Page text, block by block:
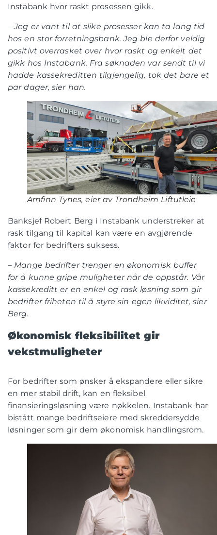
Instabank hvor raskt prosessen gikk.
– Jeg er vant til at slike prosesser kan ta lang tid
hos en stor forretningsbank. Jeg ble derfor veldig
positivt overrasket over hvor raskt og enkelt det
gikk hos Instabank. Fra søknaden var sendt til vi
hadde kassekreditten tilgjengelig, tok det bare et
par dager, sier han.
Arnfinn Tynes, eier av Trondheim Liftutleie
Banksjef Robert Berg i Instabank understreker at
rask tilgang til kapital kan være en avgjørende
faktor for bedrifters suksess.
– Mange bedrifter trenger en økonomisk buffer
for å kunne gripe muligheter når de oppstår. Vår
kassekreditt er en enkel og rask løsning som gir
bedrifter friheten til å styre sin egen likviditet, sier
Berg.
Økonomisk fleksibilitet gir
vekstmuligheter
For bedrifter som ønsker å ekspandere eller sikre
en mer stabil drift, kan en fleksibel
finansieringsløsning være nøkkelen. Instabank har
bistått mange bedriftseiere med skreddersydde
løsninger som gir dem økonomisk handlingsrom.